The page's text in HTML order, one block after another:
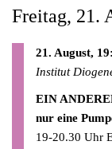
Freitag, 21.
21. August,
Institut
EIN
nur eine
19-20.30 Uhr